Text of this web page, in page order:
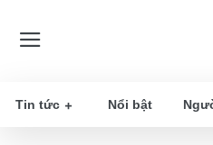
Tin tức Nổi bật